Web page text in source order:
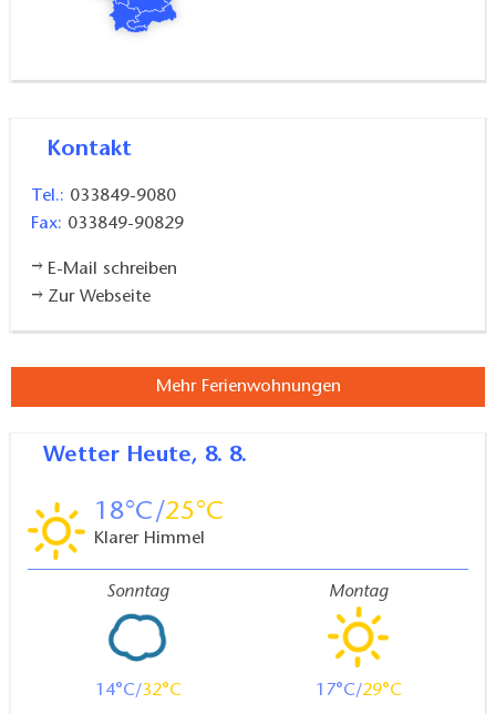
Kontakt
Tel.: 033849-9080
Fax: 033849-90829
E-Mail schreiben
Zur Webseite
Mehr Ferienwohnungen
Wetter Heute, 8. 8.
18 25
Klarer Himmel
Sonntag
14 32
Montag
17 29